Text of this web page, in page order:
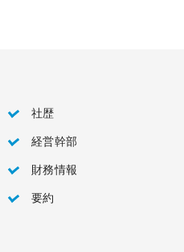
社歴
経営幹部
財務情報
要約